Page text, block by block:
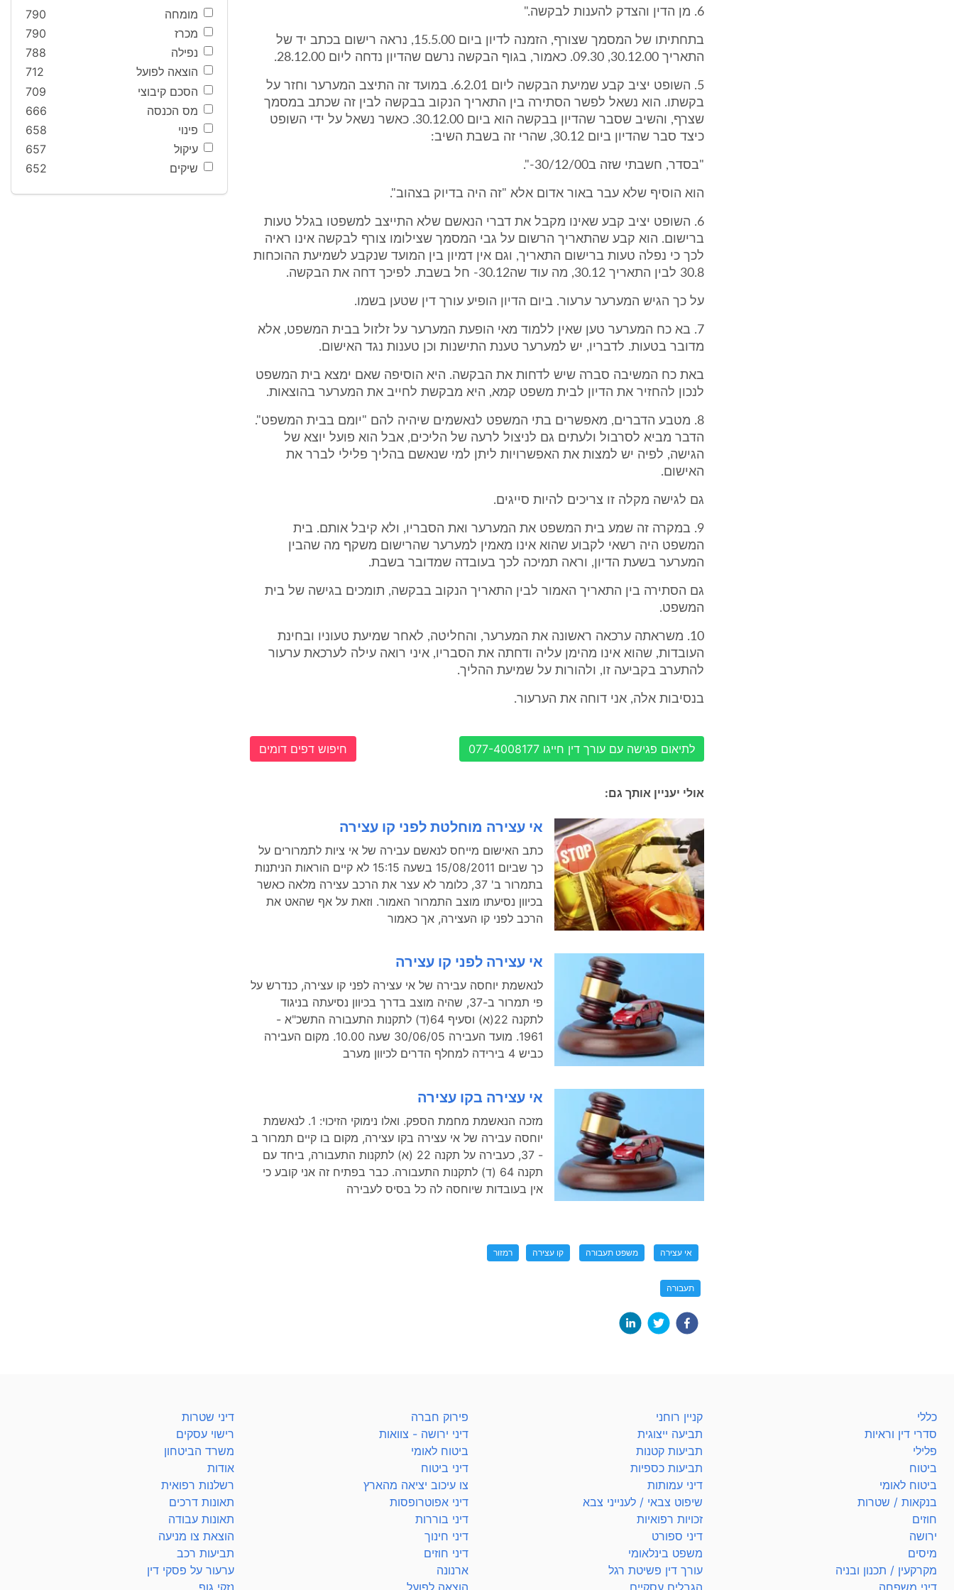
6. מן הדין והצדק להענות לבקשה."
בתחתיתו של המסמך שצורף, הזמנה לדיון ביום 15.5.00, נראה רישום בכתב יד של
התאריך 30.12.00, 09.30. כאמור, בגוף הבקשה נרשם שהדיון נדחה ליום 28.12.00.
5. השופט יציב קבע שמיעת הבקשה ליום 6.2.01. במועד זה התיצב המערער וחזר על
בקשתו. הוא נשאל לפשר הסתירה בין התאריך הנקוב בבקשה לבין זה שכתב במסמך
שצרף, והשיב שסבר שהדיון בבקשה הוא ביום 30.12.00. כאשר נשאל על ידי השופט
כיצד סבר שהדיון ביום 30.12, שהרי זה בשבת השיב:
"בסדר, חשבתי שזה ב30/12/00-".
הוא הוסיף שלא עבר באור אדום אלא "זה היה בדיוק בצהוב".
6. השופט יציב קבע שאינו מקבל את דברי הנאשם שלא התייצב למשפטו בגלל טעות
ברישום. הוא קבע שהתאריך הרשום על גבי המסמך שצילומו צורף לבקשה אינו ראיה
לכך כי נפלה טעות ברישום התאריך, וגם אין דמיון בין המועד שנקבע לשמיעת ההוכחות
30.8 לבין התאריך 30.12, מה עוד שה30.12- חל בשבת. לפיכך דחה את הבקשה.
על כך הגיש המערער ערעור. ביום הדיון הופיע עורך דין שטען בשמו.
7. בא כח המערער טען שאין ללמוד מאי הופעת המערער על זלזול בבית המשפט, אלא
מדובר בטעות. לדבריו, יש למערער טענת התישנות וכן טענות נגד האישום.
באת כח המשיבה סברה שיש לדחות את הבקשה. היא הוסיפה שאם ימצא בית המשפט
לנכון להחזיר את הדיון לבית משפט קמא, היא מבקשת לחייב את המערער בהוצאות.
8. מטבע הדברים, מאפשרים בתי המשפט לנאשמים שיהיה להם "יומם בבית המשפט".
הדבר מביא לסרבול ולעתים גם לניצול לרעה של הליכים, אבל הוא פועל יוצא של
הגישה, לפיה יש למצות את האפשרויות ליתן למי שנאשם בהליך פלילי לברר את
האישום.
גם לגישה מקלה זו צריכים להיות סייגים.
9. במקרה זה שמע בית המשפט את המערער ואת הסבריו, ולא קיבל אותם. בית
המשפט היה רשאי לקבוע שהוא אינו מאמין למערער שהרישום משקף מה שהבין
המערער בשעת הדיון, וראה תמיכה לכך בעובדה שמדובר בשבת.
גם הסתירה בין התאריך האמור לבין התאריך הנקוב בבקשה, תומכים בגישה של בית
המשפט.
10. משראתה ערכאה ראשונה את המערער, והחליטה, לאחר שמיעת טעוניו ובחינת
העובדות, שהוא אינו מהימן עליה ודחתה את הסבריו, איני רואה עילה לערכאת ערעור
להתערב בקביעה זו, ולהורות על שמיעת ההליך.
בנסיבות אלה, אני דוחה את הערעור.
לתיאום פגישה עם עורך דין חייגו 077-4008177 חיפוש דפים דומים
אולי יעניין אותך גם:
אי עצירה מוחלטת לפני קו עצירה
כתב האישום מייחס לנאשם עבירה של אי ציות לתמרורים על
כך שביום 15/08/2011 בשעה 15:15 לא קיים הוראות הניתנות
בתמרור ב' 37, כלומר לא עצר את הרכב עצירה מלאה כאשר
בכיוון נסיעתו מוצב התמרור האמור. וזאת על אף שהאט את
הרכב לפני קו העצירה, אך כאמור
אי עצירה לפני קו עצירה
לנאשמת יוחסה עבירה של אי עצירה לפני קו עצירה, כנדרש על
פי תמרור ב-37, שהיה מוצב בדרך בכיוון נסיעתה בניגוד
לתקנה 22(א) וסעיף 64(ד) לתקנות התעבורה התשכ"א -
1961. מועד העבירה 30/06/05 שעה 10.00. מקום העבירה
כביש 4 בירידה למחלף הדרים לכיוון מערב
אי עצירה בקו עצירה
מזכה הנאשמת מחמת הספק. ואלו נימוקי הזיכוי: 1. לנאשמת
יוחסה עבירה של אי עצירה בקו עצירה, מקום בו קיים תמרור ב
- 37, כעבירה על תקנה 22 (א) לתקנות התעבורה, ביחד עם
תקנה 64 (ד) לתקנות התעבורה. כבר בפתיח זה אני קובע כי
אין בעובדות שיוחסה לה כל בסיס לעבירה
אי עצירה משפט תעבורה קו עצירה רמזור
תעבורה
מומחה
790
מכרז
790
נפילה
788
הוצאה לפועל
712
הסכם קיבוצי
709
מס הכנסה
666
פינוי
658
עיקול
657
שיקים
652
כללי
סדרי דין וראיות
פלילי
ביטוח
ביטוח לאומי
בנקאות / שטרות
חוזים
ירושה
מיסים
מקרקעין / תכנון ובניה
קניין רוחני
תביעה ייצוגית
תביעות קטנות
תביעות כספיות
דיני עמותות
שיפוט צבאי / לענייני צבא
זכויות רפואיות
דיני ספורט
משפט בינלאומי
עורך דין פשיטת רגל
פירוק חברה
דיני ירושה - צוואות
ביטוח לאומי
דיני ביטוח
צו עיכוב יציאה מהארץ
דיני אפוטרופסות
דיני בוררות
דיני חינוך
דיני חוזים
ארנונה
דיני שטרות
רישוי עסקים
משרד הביטחון
אודות
רשלנות רפואית
תאונות דרכים
תאונות עבודה
הוצאת צו מניעה
תביעות רכב
ערעור על פסקי דין